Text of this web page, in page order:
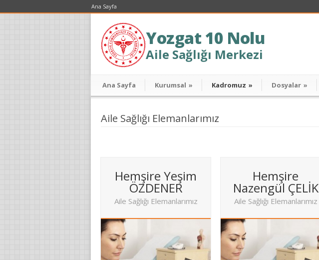
Ana Sayfa
Yozgat 10 Nolu
Aile Sağlığı Merkezi
Ana Sayfa Kurumsal » Kadromuz » Dosyalar »
Aile Sağlığı Elemanlarımız
Hemşire Yeşim
ÖZDENER
Aile Sağlığı Elemanlarımız
Hemşire
Nazengül ÇELİK
Aile Sağlığı Elemanlarımız